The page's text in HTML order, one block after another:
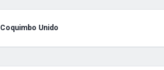
Coquimbo Unido